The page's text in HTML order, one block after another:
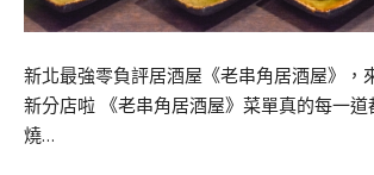
新北最強零負評居酒屋《老串角居酒屋》，
新分店啦 《老串角居酒屋》菜單真的每一道
燒…